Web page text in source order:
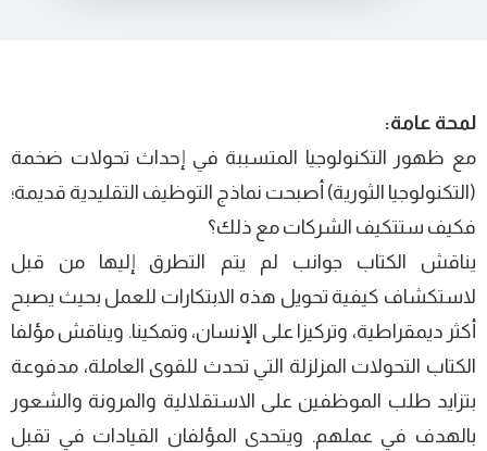
لمحة عامة:
مع ظهور التكنولوجيا المتسببة في إحداث تحولات ضخمة
(التكنولوجيا الثورية) أصبحت نماذج التوظيف التقليدية قديمة؛
فكيف ستتكيف الشركات مع ذلك؟
يناقش الكتاب جوانب لم يتم التطرق إليها من قبل
لاستكشاف كيفية تحويل هذه الابتكارات للعمل بحيث يصبح
أكثر ديمقراطية، وتركيزا على الإنسان، وتمكينا. ويناقش مؤلفا
الكتاب التحولات المزلزلة التي تحدث للقوى العاملة، مدفوعة
بتزايد طلب الموظفين على الاستقلالية والمرونة والشعور
بالهدف في عملهم. ويتحدى المؤلفان القيادات في تقبل